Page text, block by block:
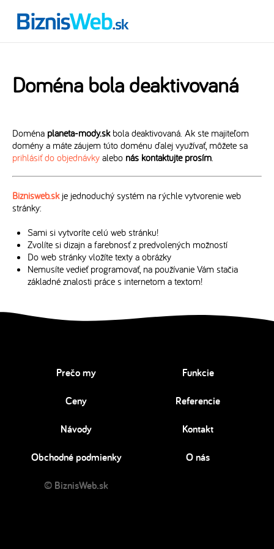
Doména bola deaktivovaná
Doména planeta-mody.skbola deaktivovaná. Ak ste majiteľom
domény a máte záujem túto doménu ďalej využívať, môžete sa
prihlásiť do objednávky alebo nás kontaktujte prosím.
Biznisweb.skje jednoduchý systém na rýchle vytvorenie web
stránky:
Sami si vytvoríte celú web stránku!
Zvolíte si dizajn a farebnosť z predvolených možností
Do web stránky vložíte texty a obrázky
Nemusíte vedieť programovať, na používanie Vám stačia
základné znalosti práce s internetom a textom!
Prečo my Funkcie
Ceny Referencie
Návody Kontakt
Obchodné podmienky O nás
© BiznisWeb.sk